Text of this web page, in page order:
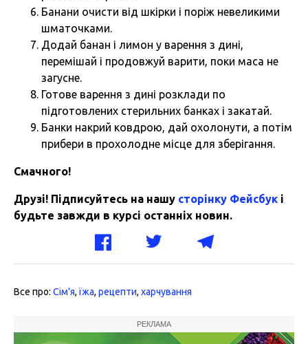
Банани очисти від шкірки і поріж невеликими
шматочками.
Додай банан і лимон у варення з дині,
перемішай і продовжуй варити, поки маса не
загусне.
Готове варення з дині розклади по
підготовлених стерильних банках і закатай.
Банки накрий ковдрою, дай охолонути, а потім
прибери в прохолодне місце для зберігання.
Смачного!
Друзі! Підписуйтесь на нашу сторінку Фейсбук і
будьте завжди в курсі останніх новин.
Все про: Сім'я,їжа, рецепти, харчування
РЕКЛАМА